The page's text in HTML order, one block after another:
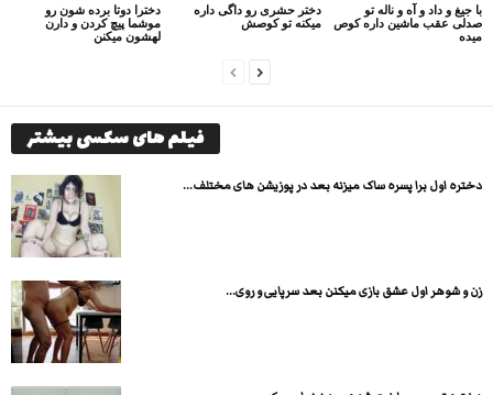
دخترا دوتا برده شون رو
موشما پیچ کردن و دارن
لهشون میکنن
دختر حشری رو داگی داره
میکنه تو کوصش
با جیغ و داد و آه و ناله تو
صدلی عقب ماشین داره کوص
میده
فیلم های سکسی بیشتر
دختره اول برا پسره ساک میزنه بعد در پوزیشن های مختلف...
زن و شوهر اول عشق بازی میکنن بعد سرپایی و روی...